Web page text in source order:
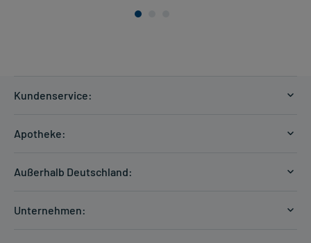
Kundenservice:
Hilfe
Apotheke:
Außerhalb Deutschland:
Unternehmen: